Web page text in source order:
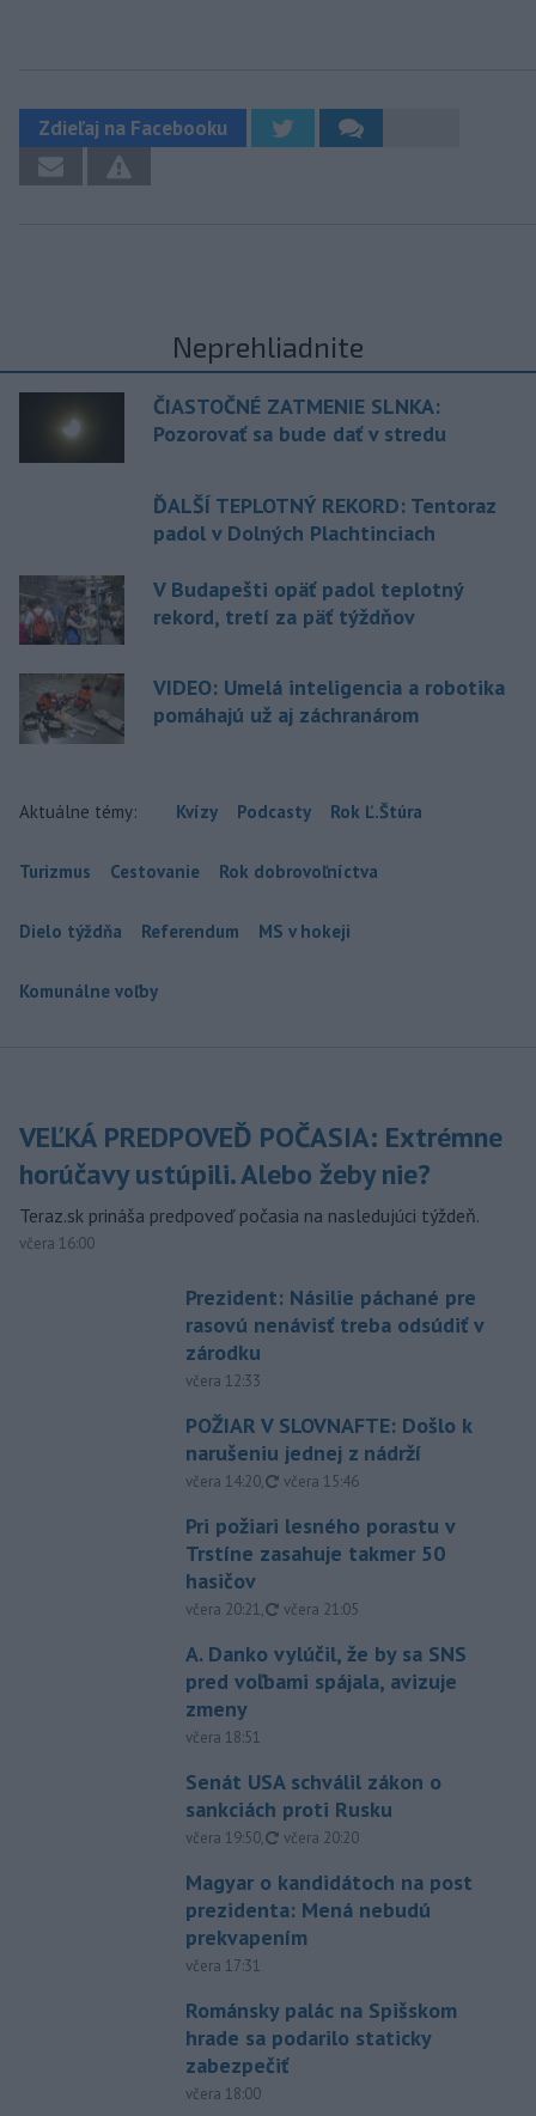
Zdieľaj na Facebooku
Neprehliadnite
ČIASTOČNÉ ZATMENIE SLNKA:
Pozorovať sa bude dať v stredu
ĎALŠÍ TEPLOTNÝ REKORD: Tentoraz
padol v Dolných Plachtinciach
V Budapešti opäť padol teplotný
rekord, tretí za päť týždňov
VIDEO: Umelá inteligencia a robotika
pomáhajú už aj záchranárom
Aktuálne témy: Kvízy Podcasty Rok Ľ.Štúra
Turizmus Cestovanie Rok dobrovoľníctva
Dielo týždňa Referendum MS v hokeji
Komunálne voľby
VEĽKÁ PREDPOVEĎ POČASIA: Extrémne
horúčavy ustúpili. Alebo žeby nie?
Teraz.sk prináša predpoveď počasia na nasledujúci týždeň.
včera 16:00
Prezident: Násilie páchané pre
rasovú nenávisť treba odsúdiť v
zárodku
včera 12:33
POŽIAR V SLOVNAFTE: Došlo k
narušeniu jednej z nádrží
včera 14:20, aktualizované
včera 15:46
Pri požiari lesného porastu v
Trstíne zasahuje takmer 50
hasičov
včera 20:21, aktualizované
včera 21:05
A. Danko vylúčil, že by sa SNS
pred voľbami spájala, avizuje
zmeny
včera 18:51
Senát USA schválil zákon o
sankciách proti Rusku
včera 19:50, aktualizované
včera 20:20
Magyar o kandidátoch na post
prezidenta: Mená nebudú
prekvapením
včera 17:31
Románsky palác na Spišskom
hrade sa podarilo staticky
zabezpečiť
včera 18:00